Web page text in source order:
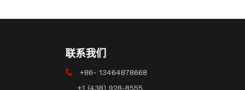
联系我们

+86- 13464878668
+1 (438) 928-8555